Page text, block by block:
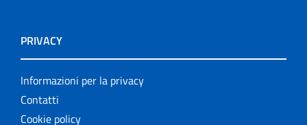
PRIVACY
Informazioni per la privacy
Contatti
Cookie policy